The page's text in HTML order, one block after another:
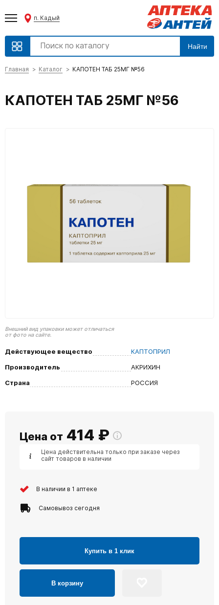
п. Кадый
Найти
Главная Каталог КАПОТЕН ТАБ 25МГ №56
КАПОТЕН ТАБ 25МГ №56
Внешний вид упаковки может отличаться
от фото на сайте.
Действующее вещество
КАПТОПРИЛ
Производитель
АКРИХИН
Страна
РОССИЯ
Цена от 414 ₽
Цена действительна только при заказе через
сайт товаров в наличии
В наличии в 1 аптеке
Самовывоз сегодня
Купить в 1 клик
В корзину